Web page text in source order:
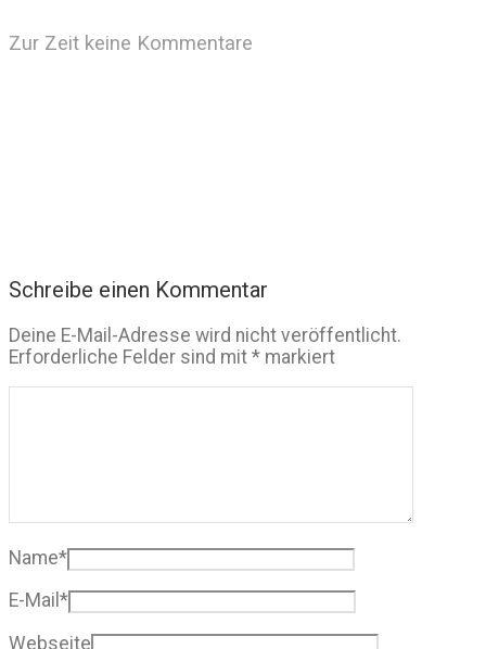
Zur Zeit keine Kommentare
Schreibe einen Kommentar
Deine E-Mail-Adresse wird nicht veröffentlicht.
Erforderliche Felder sind mit * markiert
Name*
E-Mail *
Webseite